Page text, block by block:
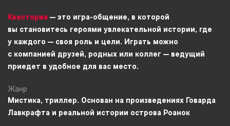
Квестория — это игра-общение, в которой
вы становитесь героями увлекательной истории, где
у каждого — своя роль и цели. Играть можно
с компанией друзей, родных или коллег — ведущий
приедет в удобное для вас место.
Жанр
Мистика, триллер. Основан на произведениях Говарда
Лавкрафта и реальной истории острова Роанок